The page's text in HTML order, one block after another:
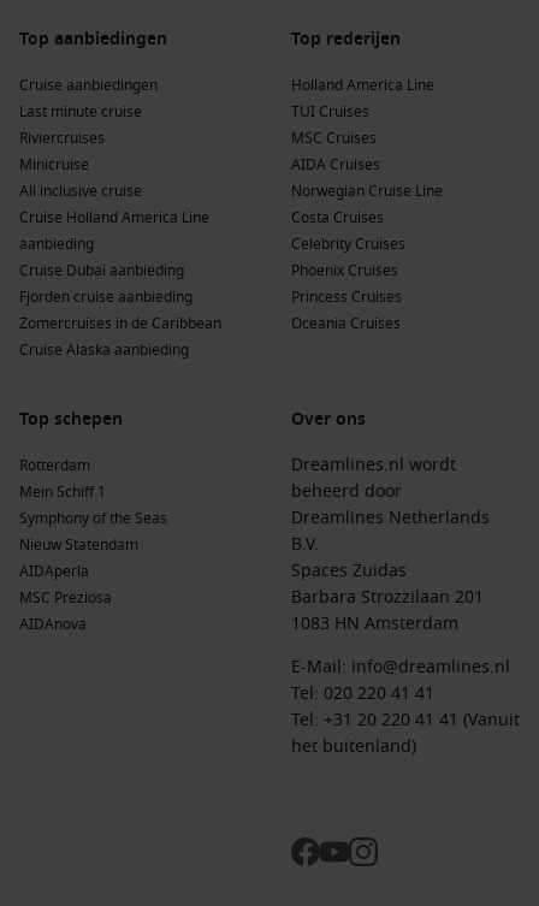
Top aanbiedingen
Cruise aanbiedingen
Last minute cruise
Riviercruises
Minicruise
All inclusive cruise
Cruise Holland America Line
aanbieding
Cruise Dubai aanbieding
Fjorden cruise aanbieding
Zomercruises in de Caribbean
Cruise Alaska aanbieding
Top rederijen
Holland America Line
TUI Cruises
MSC Cruises
AIDA Cruises
Norwegian Cruise Line
Costa Cruises
Celebrity Cruises
Phoenix Cruises
Princess Cruises
Oceania Cruises
Top schepen
Rotterdam
Mein Schiff 1
Symphony of the Seas
Nieuw Statendam
AIDAperla
MSC Preziosa
AIDAnova
Over ons
Dreamlines.nl wordt
beheerd door
Dreamlines Netherlands
B.V.
Spaces Zuidas
Barbara Strozzilaan 201
1083 HN Amsterdam
E-Mail: info@dreamlines.nl
Tel: 020 220 41 41
Tel: +31 20 220 41 41 (Vanuit
het buitenland)